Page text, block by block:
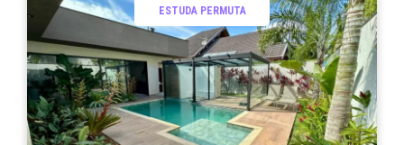
ESTUDA PERMUTA